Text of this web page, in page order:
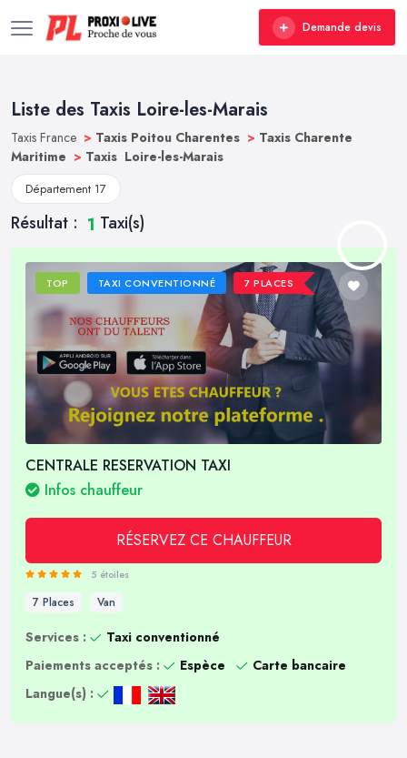
Demande devis
Liste des Taxis Loire-les-Marais
Taxis France > Taxis Poitou Charentes > Taxis Charente
Maritime > Taxis Loire-les-Marais
Département 17
Résultat : 1 Taxi(s)
TOP TAXI CONVENTIONNÉ 7 PLACES
CENTRALE RESERVATION TAXI
Infos chauffeur
RÉSERVEZ CE CHAUFFEUR
5 étoiles
7 Places Van
Services :
Taxi conventionné
Paiements acceptés :
Espèce
Carte bancaire
Langue(s) :